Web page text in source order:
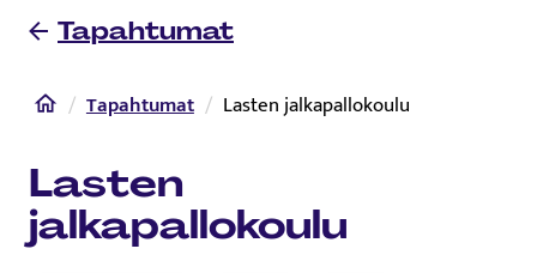
Tapahtumat
Etusivu
Tapahtumat Lasten jalkapallokoulu
Lasten
jalkapallokoulu